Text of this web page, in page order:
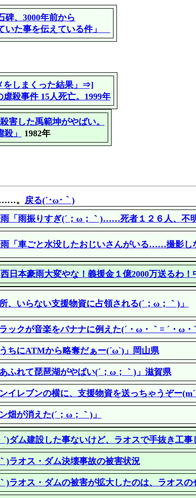
碑、3000年前から
いた事を伝えている件」
をしまくった結果」⇒]
殺事件 15人死亡。1999年
害した禹範坤がやばい。
」
1982年
。 戻る(´･ω･｀)
「雨振りすぎ(´；ω；｀)……死者１２６人、不
「車ごと水没したおじいさんがいる……撮影し
日本豪雨大変やな！義援金１億2000万送るわ
、いらない支援物資に占領される(´；ω；｀)」
ックが音楽をバナナに例えた(´・ω・｀≡ ´・ω・
ちにATMから略奪だぁー(´ω`)」岡山県
ふれて琵琶湖がやばい(´；ω；｀)」滋賀県
イレブンの横に、支援物資を送っちゃうぞー
畑が消えた(´；ω；｀)」
ダム建設した事ないけど、ラオスで手抜き工
)ラオス・ダム決壊事故の被害状況
)ラオス・ダムの被害が拡大したのは、ラオスの